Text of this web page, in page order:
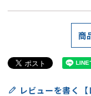
商
レビューを書く